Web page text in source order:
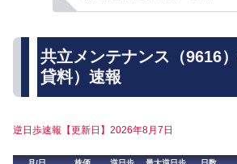
共立メンテナンス（9616
貸料）速報
逆日歩速報【更新日】2026年8月7日